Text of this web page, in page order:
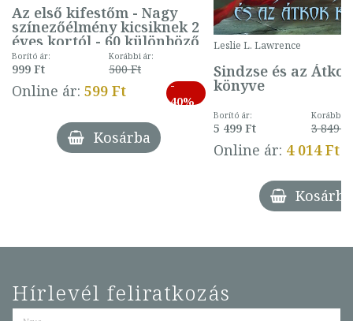
Az első kifestőm - Nagy
színezőélmény kicsiknek 2
éves kortól - 60 különböző
mintával (gombás)
Borító ár:
999 Ft
Korábbi ár:
500 Ft
Online ár: 599 Ft
-
40%
Kosárba
Leslie L. Lawrence
Sindzse és az Átkok
könyve
Borító ár:
5 499 Ft
Korábbi
3 849 Ft
Online ár: 4 014 Ft
Kosárba
Hírlevél feliratkozás